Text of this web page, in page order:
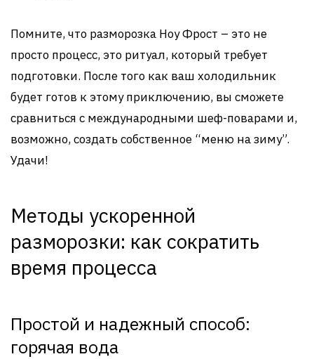
Помните, что разморозка Ноу Фрост – это не
просто процесс, это ритуал, который требует
подготовки. После того как ваш холодильник
будет готов к этому приключению, вы сможете
сравниться с международными шеф-поварами и,
возможно, создать собственное “меню на зиму”.
Удачи!
Методы ускоренной
разморозки: как сократить
время процесса
Простой и надежный способ:
горячая вода